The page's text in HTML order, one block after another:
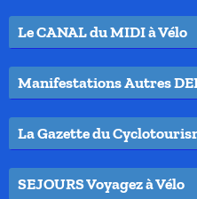
Le CANAL du MIDI à Vélo
Manifestations Autres
La Gazette du
SEJOURS Voyagez à Vélo